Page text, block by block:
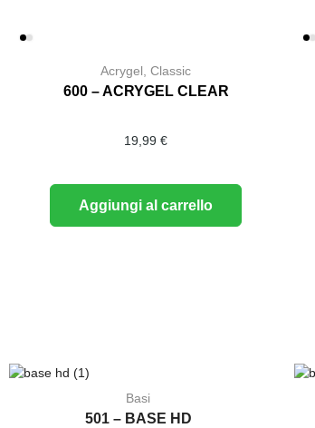
Acrygel,Classic
600 – ACRYGEL CLEAR
19,99€
Aggiungi al carrello
Basi
501 – BASE HD